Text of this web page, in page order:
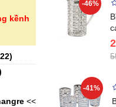
kềnh
)
<<
LK24-
vùng cổ,
-46%
-41%